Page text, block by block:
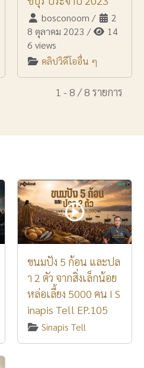
bosconoom /
2
8 ตุลาคม 2023 /
14
6 views
คลิปวิดีโออื่น ๆ
1 - 8 / 8 รายการ
ขนมปัง 5 ก้อน และปล
า 2 ตัว จากสิ่งเล็กน้อย
หล่อเลี้ยง 5000 คน I S
inapis Tell EP.105
Sinapis Tell